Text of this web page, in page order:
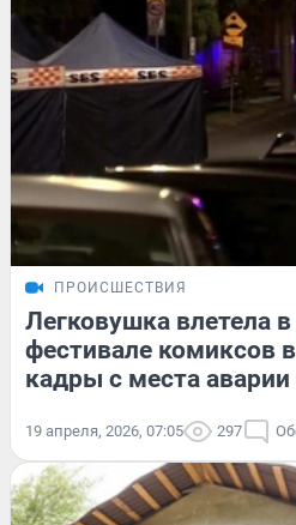
ПРОИСШЕСТВИЯ
Легковушка влетела
фестивале комиксов
кадры с места аварии
19 апреля, 2026, 07:05 297